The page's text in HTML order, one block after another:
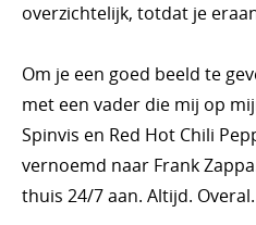
overzichtelijk, totdat je
Om je een goed beeld te
met een vader die mij op
Spinvis en Red Hot Chili
vernoemd naar Frank
thuis 24/7 aan. Altijd. Overal.